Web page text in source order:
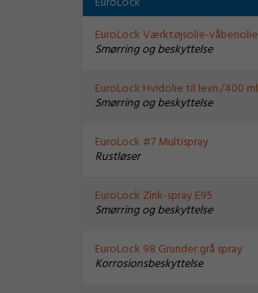
EuroLock Værktøjsolie-våbenolie
Smørring og beskyttelse
EuroLock Hvidolie til levn./400 ml
Smørring og beskyttelse
EuroLock #7 Multispray
Rustløser
EuroLock Zink-spray E95
Smørring og beskyttelse
EuroLock 98 Grunder grå spray
Korrosionsbeskyttelse